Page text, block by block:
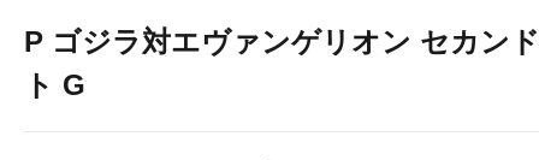
P ゴジラ対エヴァンゲリオン セカン
ト G